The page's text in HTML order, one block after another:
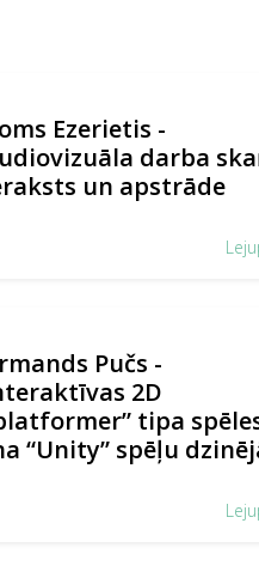
Ezerietis -
darba
un apstrāde
Pučs -
2D
tipa
“Unity” spēļu